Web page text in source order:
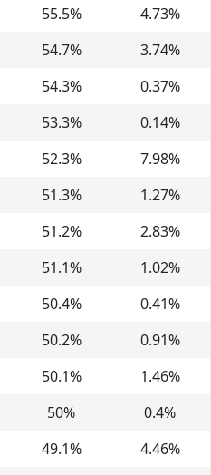
55.5% 4.73%
54.7% 3.74%
54.3% 0.37%
53.3% 0.14%
52.3% 7.98%
51.3% 1.27%
51.2% 2.83%
51.1% 1.02%
50.4% 0.41%
50.2% 0.91%
50.1% 1.46%
50% 0.4%
49.1% 4.46%